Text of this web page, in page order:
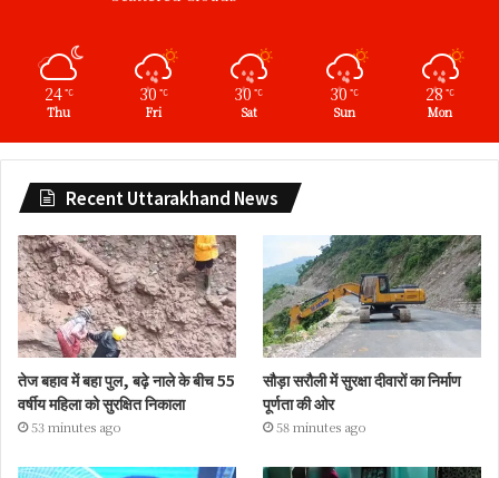
24 ℃
Thu
30 ℃
Fri
30 ℃
Sat
30 ℃
Sun
28 ℃
Mon
Recent Uttarakhand News
तेज बहाव में बहा पुल, बढ़े नाले के बीच 55
वर्षीय महिला को सुरक्षित निकाला
53 minutes ago
सौड़ा सरौली में सुरक्षा दीवारों का निर्माण
पूर्णता की ओर
58 minutes ago